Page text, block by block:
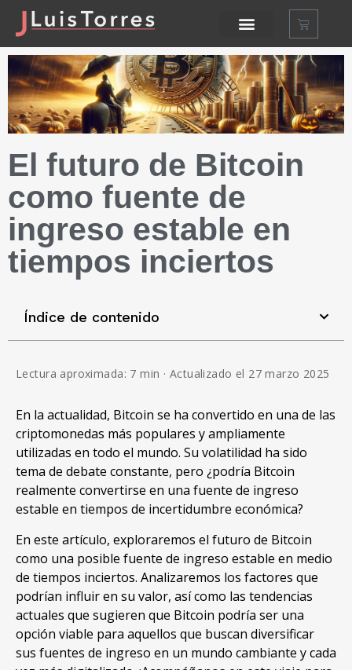
El futuro de Bitcoin
como fuente de
ingreso estable en
tiempos inciertos
Índice de contenido
Lectura aproximada: 7 min · Actualizado el 27 marzo 2025
En la actualidad, Bitcoin se ha convertido en una de las
criptomonedas más populares y ampliamente
utilizadas en todo el mundo. Su volatilidad ha sido
tema de debate constante, pero ¿podría Bitcoin
realmente convertirse en una fuente de ingreso
estable en tiempos de incertidumbre económica?
En este artículo, exploraremos el futuro de Bitcoin
como una posible fuente de ingreso estable en medio
de tiempos inciertos. Analizaremos los factores que
podrían influir en su valor, así como las tendencias
actuales que sugieren que Bitcoin podría ser una
opción viable para aquellos que buscan diversificar
sus fuentes de ingreso en un mundo cambiante y cada